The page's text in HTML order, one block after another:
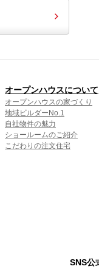
オープンハウスについて
オープンハウスの家づくり
地域ビルダーNo.1
自社物件の魅力
ショールームのご紹介
こだわりの注文住宅
SNS公